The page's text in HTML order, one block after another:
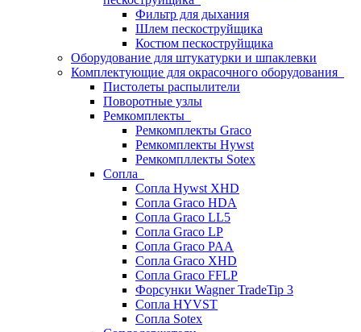
Фильтр для дыхания
Шлем пескоструйщика
Костюм пескоструйщика
Оборудование для штукатурки и шпаклевки
Комплектующие для окрасочного оборудования
Пистолеты распылители
Поворотные узлы
Ремкомплекты
Ремкомплекты Graco
Ремкомплекты Hywst
Ремкомпллекты Sotex
Сопла
Сопла Hywst XHD
Сопла Graco HDA
Сопла Graco LL5
Сопла Graco LP
Сопла Graco PAA
Сопла Graco XHD
Сопла Graco FFLP
Форсунки Wagner TradeTip 3
Сопла HYVST
Сопла Sotex